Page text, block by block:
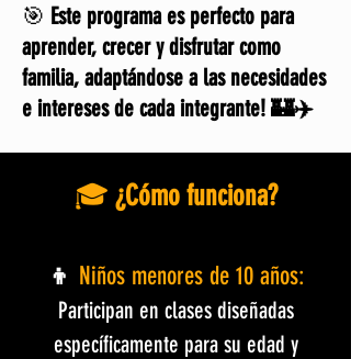
🎯 Este programa es perfecto para
aprender, crecer y disfrutar como
familia, adaptándose a las necesidades
e intereses de cada integrante! 🏰✈️
🎓 ¿Cómo funciona?
👦 Niños menores de 10 años:
Participan en clases diseñadas
específicamente para su edad y